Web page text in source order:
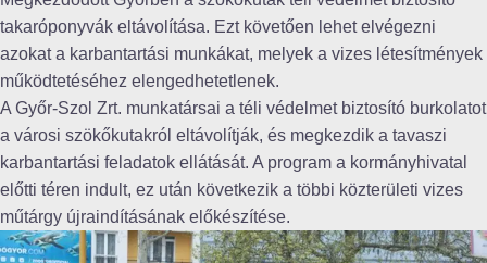
takaróponyvák eltávolítása. Ezt követően lehet elvégezni
azokat a karbantartási munkákat, melyek a vizes létesítmények
működtetéséhez elengedhetetlenek.
A Győr-Szol Zrt. munkatársai a téli védelmet biztosító burkolatot
a városi szökőkutakról eltávolítják, és megkezdik a tavaszi
karbantartási feladatok ellátását. A program a kormányhivatal
előtti téren indult, ez után következik a többi közterületi vizes
műtárgy újraindításának előkészítése.